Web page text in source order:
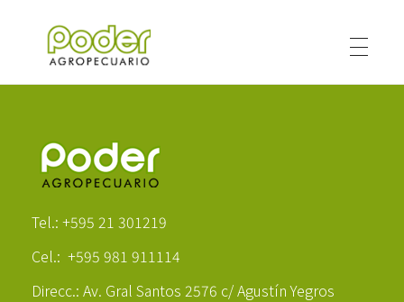
Tel.: +595 21 301219
Cel.: +595 981 911114
Direcc.: Av. Gral Santos 2576 c/ Agustín Yegros